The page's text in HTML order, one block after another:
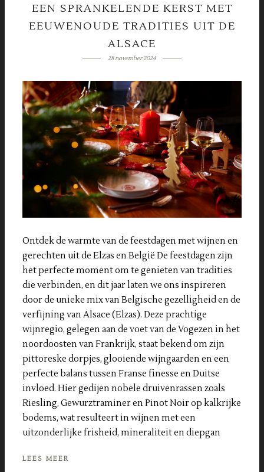
EEN SPRANKELENDE KERST MET
EEUWENOUDE TRADITIES UIT DE
ALSACE
28 november 2024
Ontdek de warmte van de feestdagen met wijnen en
gerechten uit de Elzas en België De feestdagen zijn
het perfecte moment om te genieten van tradities
die verbinden, en dit jaar laten we ons inspireren
door de unieke mix van Belgische gezelligheid en de
verfijning van Alsace (Elzas). Deze prachtige
wijnregio, gelegen aan de voet van de Vogezen in het
noordoosten van Frankrijk, staat bekend om zijn
pittoreske dorpjes, glooiende wijngaarden en een
perfecte balans tussen Franse finesse en Duitse
invloed. Hier gedijen nobele druivenrassen zoals
Riesling, Gewurztraminer en Pinot Noir op kalkrijke
bodems, wat resulteert in wijnen met een
uitzonderlijke frisheid, mineraliteit en diepgan
LEES MEER